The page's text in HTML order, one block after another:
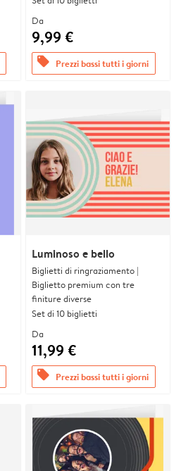
Da
9,99 €
offers Prezzi bassi tutti i giorni
Luminoso e bello
Biglietti di ringraziamento |
Biglietto premium con tre
finiture diverse
Set di 10 biglietti
Da
11,99 €
offers Prezzi bassi tutti i giorni